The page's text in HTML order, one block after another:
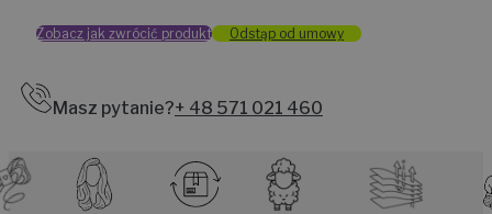
Zobacz jak zwrócić produkt Odstąp od umowy
Masz pytanie?+ 48 571 021 460